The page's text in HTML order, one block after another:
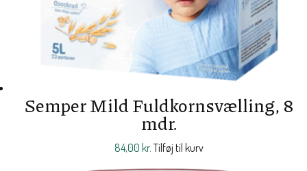
Semper Mild Fuldkornsvælling, 8
mdr.
84,00 kr. Tilføj til kurv